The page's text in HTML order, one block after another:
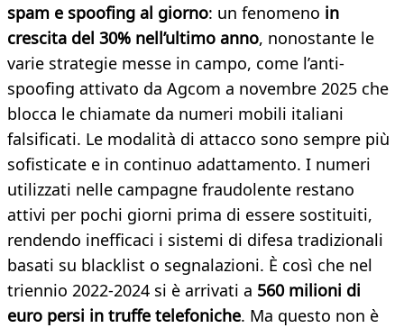
spam e spoofing al giorno: un fenomeno in
crescita del 30% nell’ultimo anno, nonostante le
varie strategie messe in campo, come l’anti-
spoofing attivato da Agcom a novembre 2025 che
blocca le chiamate da numeri mobili italiani
falsificati. Le modalità di attacco sono sempre più
sofisticate e in continuo adattamento. I numeri
utilizzati nelle campagne fraudolente restano
attivi per pochi giorni prima di essere sostituiti,
rendendo inefficaci i sistemi di difesa tradizionali
basati su blacklist o segnalazioni. È così che nel
triennio 2022-2024 si è arrivati a 560 milioni di
euro persi in truffe telefoniche. Ma questo non è